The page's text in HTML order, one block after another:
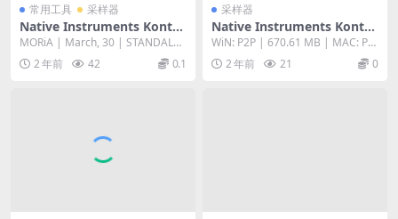
常用工具 采样器
Native Instruments Konta
kt 7 v7.2.0 [WiN, MacOS]
MORiA | March, 30 | STANDALO
NE | AUi | V...
2 年前 42 0.1
采样器
Native Instruments Konta
kt 6 v6.4.2 [WiN, MacOS]
WiN: P2P | 670.61 MB | MAC: P2
P | 544.11...
2 年前 21 0